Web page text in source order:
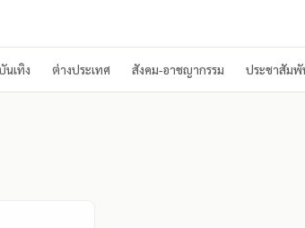
นเทิง ต่างประเทศ สังคม-อาชญากรรม ประชาสัมพั